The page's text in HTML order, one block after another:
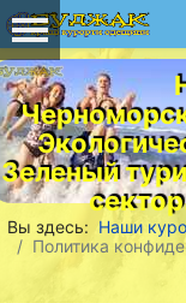
Зеленый
Вы здесь: Наши
Политика